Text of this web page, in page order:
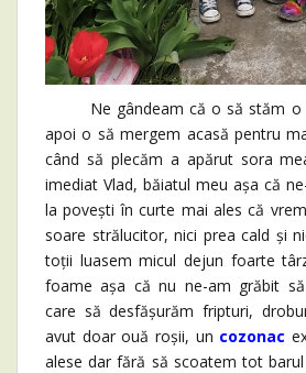
Ne gândeam că o să stăm o
apoi o să mergem acasă pentru
când să plecăm a apărut sora
imediat Vlad, băiatul meu așa că
la povești în curte mai ales că
soare strălucitor, nici prea cald și
toții luasem micul dejun foarte
foame așa că nu ne-am grăbit
care să desfășurăm fripturi,
avut doar ouă roșii, un cozonac
alese dar fără să scoatem tot